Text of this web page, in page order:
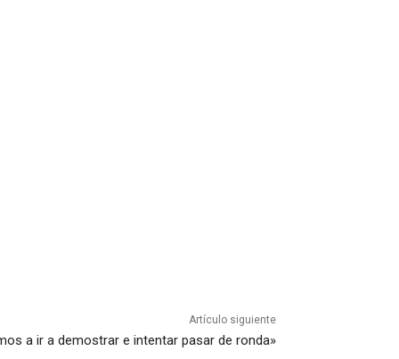
Artículo siguiente
a ir a demostrar e intentar pasar de ronda»